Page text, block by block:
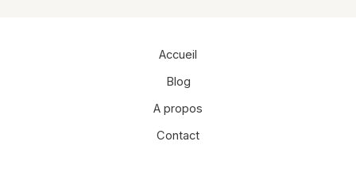
Accueil
Blog
A propos
Contact